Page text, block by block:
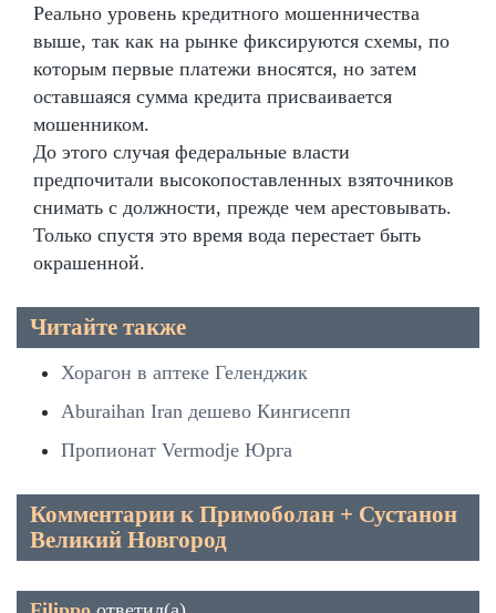
Реально уровень кредитного мошенничества
выше, так как на рынке фиксируются схемы, по
которым первые платежи вносятся, но затем
оставшаяся сумма кредита присваивается
мошенником.
До этого случая федеральные власти
предпочитали высокопоставленных взяточников
снимать с должности, прежде чем арестовывать.
Только спустя это время вода перестает быть
окрашенной.
Читайте также
Хорагон в аптеке Геленджик
Aburaihan Iran дешево Кингисепп
Пропионат Vermodje Юрга
Комментарии к Примоболан + Сустанон
Великий Новгород